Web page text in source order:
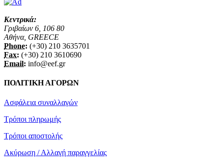
Κεντρικά:
Γριβαίων 6, 106 80
Αθήνα, GREECE
Phone: (+30) 210 3635701
Fax: (+30) 210 3610690
Email: info@eef.gr
ΠΟΛΙΤΙΚΗ ΑΓΟΡΩΝ
Ασφάλεια συναλλαγών
Τρόποι πληρωμής
Τρόποι αποστολής
Ακύρωση / Αλλαγή παραγγελίας